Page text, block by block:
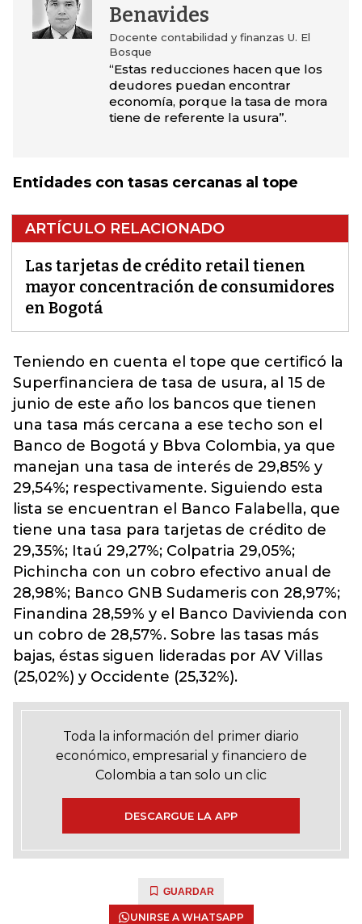
Benavides
Docente contabilidad y finanzas U. El
Bosque
“Estas reducciones hacen que los
deudores puedan encontrar
economía, porque la tasa de mora
tiene de referente la usura”.
Entidades con tasas cercanas al tope
ARTÍCULO RELACIONADO
Las tarjetas de crédito retail tienen
mayor concentración de consumidores
en Bogotá
Teniendo en cuenta el tope que certificó la
Superfinanciera de tasa de usura, al 15 de
junio de este año los bancos que tienen
una tasa más cercana a ese techo son el
Banco de Bogotá y Bbva Colombia, ya que
manejan una tasa de interés de 29,85% y
29,54%; respectivamente. Siguiendo esta
lista se encuentran el Banco Falabella, que
tiene una tasa para tarjetas de crédito de
29,35%; Itaú 29,27%; Colpatria 29,05%;
Pichincha con un cobro efectivo anual de
28,98%; Banco GNB Sudameris con 28,97%;
Finandina 28,59% y el Banco Davivienda con
un cobro de 28,57%. Sobre las tasas más
bajas, éstas siguen lideradas por AV Villas
(25,02%) y Occidente (25,32%).
Toda la información del primer diario
económico, empresarial y financiero de
Colombia a tan solo un clic
DESCARGUE LA APP
GUARDAR
UNIRSE A WHATSAPP